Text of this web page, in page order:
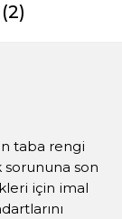
taba rengi
sorununa son
için imal